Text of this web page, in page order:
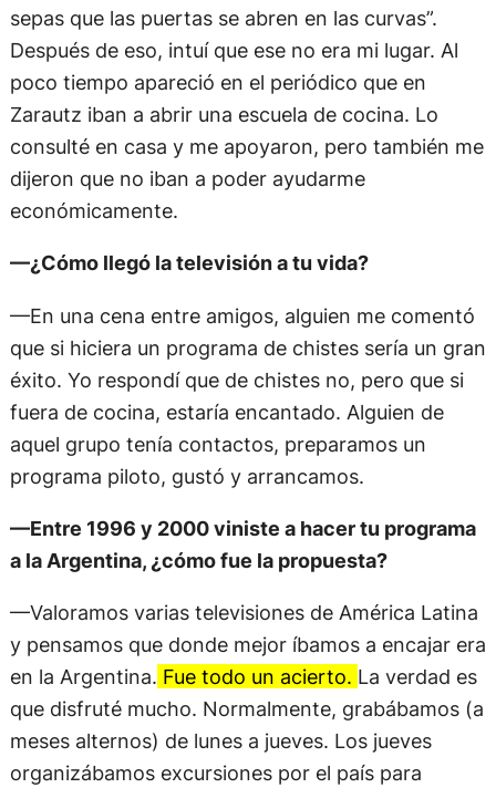
sepas que las puertas se abren en las curvas”.
Después de eso, intuí que ese no era mi lugar. Al
poco tiempo apareció en el periódico que en
Zarautz iban a abrir una escuela de cocina. Lo
consulté en casa y me apoyaron, pero también me
dijeron que no iban a poder ayudarme
económicamente.
—¿Cómo llegó la televisión a tu vida?
—En una cena entre amigos, alguien me comentó
que si hiciera un programa de chistes sería un gran
éxito. Yo respondí que de chistes no, pero que si
fuera de cocina, estaría encantado. Alguien de
aquel grupo tenía contactos, preparamos un
programa piloto, gustó y arrancamos.
—Entre 1996 y 2000 viniste a hacer tu programa
a la Argentina, ¿cómo fue la propuesta?
—Valoramos varias televisiones de América Latina
y pensamos que donde mejor íbamos a encajar era
en la Argentina. Fue todo un acierto. La verdad es
que disfruté mucho. Normalmente, grabábamos (a
meses alternos) de lunes a jueves. Los jueves
organizábamos excursiones por el país para